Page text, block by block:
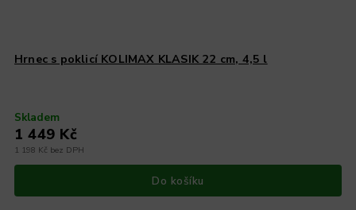
Hrnec s poklicí KOLIMAX KLASIK 22 cm, 4,5 l
Skladem
1 198 Kč bez DPH
1 449 Kč
Do košíku